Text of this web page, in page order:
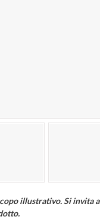
illustrativo. Si invita a